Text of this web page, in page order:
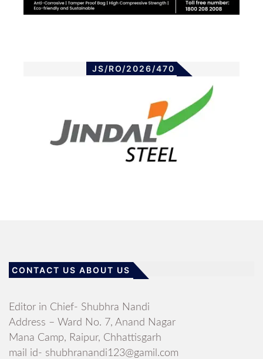
JS/RO/2026/470
CONTACT US ABOUT US
Editor in Chief- Shubhra Nandi
Address – Ward No. 7, Anand Nagar
Mana Camp, Raipur, Chhattisgarh
mail id- shubhranandi123@gamil.com